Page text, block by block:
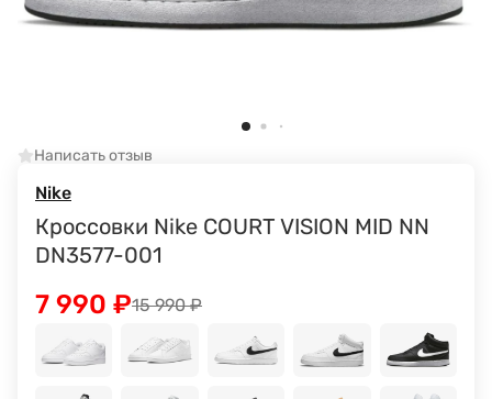
Написать отзыв
Nike
Кроссовки Nike COURT VISION MID NN
DN3577-001
15 990₽
7 990 ₽